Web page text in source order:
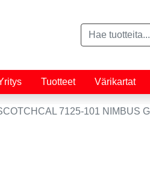
Tuotteet Värikartat
7125-101 NIMBUS